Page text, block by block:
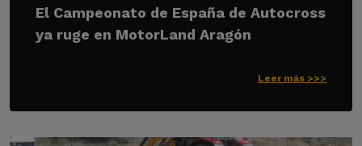
El Campeonato de España de Autocross
ya ruge en MotorLand Aragón
Leer más >>>